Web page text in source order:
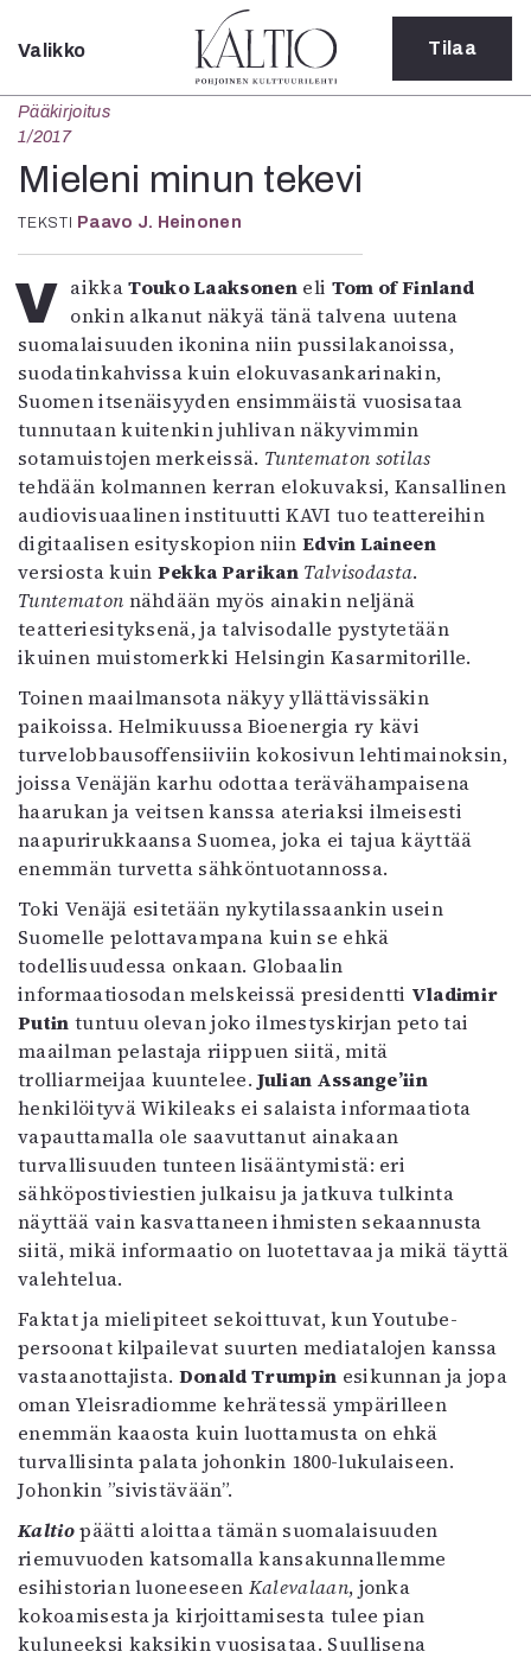
Sulje
Verkkoartikkeli
Teatteri
Tanssi
Tanssi
Sarjakuva
Sámegillii
Pääkirjoitus
Paperilehdestä
Oulu2026
Näyttelyt
Musiikki
Levyt
Kuvataide
Kirjat
In English
Esitystaide
Arkisto
Lehdet
4/2026
2–3/2026
1/2026
6/2025
5/2025 saame
5/2025
Lehtiarkisto
Info
Tilaus ja irtonumerot
Yhteistyössä
Toimitus
Mediatiedot
Kaltio ry
Valikko Tilaa
Pääkirjoitus
1/2017
Mieleni minun tekevi
TEKSTI Paavo J. Heinonen
VaikkaTouko Laaksonen eli Tom of Finland
onkin alkanut näkyä tänä talvena uutena
suomalaisuuden ikonina niin pussilakanoissa,
suodatinkahvissa kuin elokuvasankarinakin,
Suomen itsenäisyyden ensimmäistä vuosisataa
tunnutaan kuitenkin juhlivan näkyvimmin
sotamuistojen merkeissä. Tuntematon sotilas
tehdään kolmannen kerran elokuvaksi, Kansallinen
audiovisuaalinen instituutti KAVI tuo teattereihin
digitaalisen esityskopion niin Edvin Laineen
versiosta kuin Pekka Parikan Talvisodasta.
Tuntematon nähdään myös ainakin neljänä
teatteriesityksenä, ja talvisodalle pystytetään
ikuinen muistomerkki Helsingin Kasarmitorille.
Toinen maailmansota näkyy yllättävissäkin
paikoissa. Helmikuussa Bioenergia ry kävi
turvelobbausoffensiiviin kokosivun lehtimainoksin,
joissa Venäjän karhu odottaa terävähampaisena
haarukan ja veitsen kanssa ateriaksi ilmeisesti
naapurirukkaansa Suomea, joka ei tajua käyttää
enemmän turvetta sähköntuotannossa.
Toki Venäjä esitetään nykytilassaankin usein
Suomelle pelottavampana kuin se ehkä
todellisuudessa onkaan. Globaalin
informaatiosodan melskeissä presidentti Vladimir
Putin tuntuu olevan joko ilmestyskirjan peto tai
maailman pelastaja riippuen siitä, mitä
trolliarmeijaa kuuntelee.Julian Assange’iin
henkilöityvä Wikileaks ei salaista informaatiota
vapauttamalla ole saavuttanut ainakaan
turvallisuuden tunteen lisääntymistä: eri
sähköpostiviestien julkaisu ja jatkuva tulkinta
näyttää vain kasvattaneen ihmisten sekaannusta
siitä, mikä informaatio on luotettavaa ja mikä täyttä
valehtelua.
Faktat ja mielipiteet sekoittuvat, kun Youtube-
persoonat kilpailevat suurten mediatalojen kanssa
vastaanottajista. Donald Trumpin esikunnan ja jopa
oman Yleisradiomme kehrätessä ympärilleen
enemmän kaaosta kuin luottamusta on ehkä
turvallisinta palata johonkin 1800-lukulaiseen.
Johonkin ”sivistävään”.
Kaltiopäätti aloittaa tämän suomalaisuuden
riemuvuoden katsomalla kansakunnallemme
esihistorian luoneeseen Kalevalaan, jonka
kokoamisesta ja kirjoittamisesta tulee pian
kuluneeksi kaksikin vuosisataa. Suullisena